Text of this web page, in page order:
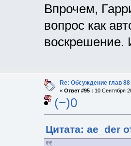
Впрочем,
вопрос как
воскрешение.
Re: Обсуждение глав 88
« Ответ #95 : 10 Сентября
(−)0
Цитата: ae_der